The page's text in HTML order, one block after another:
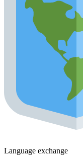
Language exchange